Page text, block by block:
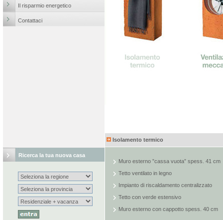
Il risparmio energetico
Contattaci
Ricerca la tua nuova casa
Isolamento termico
Muro esterno ”cassa vuota” spess. 41 cm
Tetto ventilato in legno
Impianto di riscaldamento centralizzato
Tetto con verde estensivo
Muro esterno con cappotto spess. 40 cm